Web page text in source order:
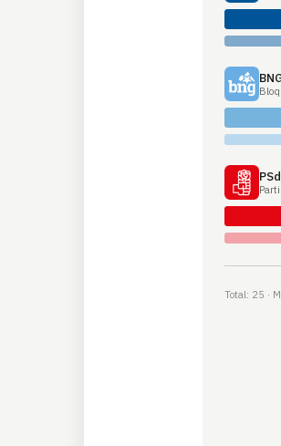
Total: 25 ·